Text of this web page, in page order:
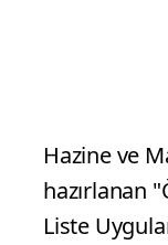
Hazine ve
hazırlanan
Liste